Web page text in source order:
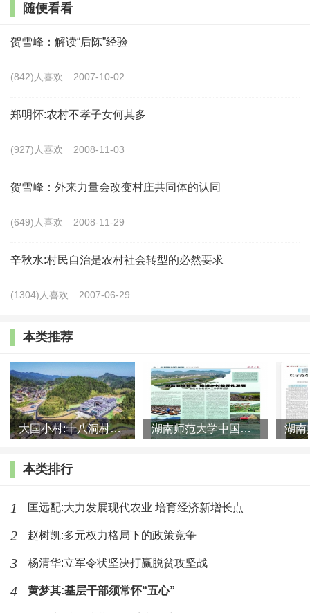
实施乡村振兴战略是党和国家的大战略，只有精准把握
战略要义，明确思路重点，才能有力有序全面推进乡村振兴
层设计为突破，以全面实施乡村振兴战略为总抓手，以整县
才、文化、生态、组织“五大振兴”任务，理清了乡村振兴的
化、治理、民生、生态等在内的乡村发展水平的整体性提
升，是乡村全面的振兴。作为一个不可分割的有机整体，乡
抓其一不顾其他。
（1）加强组织领导。湘阴县建立健全县乡村三级乡村
亲自促，实行全体在职县级领导、乡镇（街道）党政主职和
村（社区）书记联点制度，34名县级领导联乡镇抓示范，91
个县直部门对口联村抓帮扶，210个工作组（队）近1000名
构建设，成立由分管县级领导任组长的产业、人才、文化、
生态和组织五大振兴工作小组，建立落实台账，压实工作责
委办事处）村（社区）“两委”每年分别向县乡党委、政府报
告实施乡村振兴战略进展情况，单独考核实绩，其结果与奖
随便看看
贺雪峰：解读“后陈”经验
(842)人喜欢 2007-10-02
郑明怀:农村不孝子女何其多
(927)人喜欢 2008-11-03
贺雪峰：外来力量会改变村庄共同体的认同
(649)人喜欢 2008-11-29
辛秋水:村民自治是农村社会转型的必然要求
(1304)人喜欢 2007-06-29
本类推荐
大国小村:十八洞村的现代变迁是一道美丽的风景线 湖南师范大学中国乡村振兴研究院课题组:突出地域特色 推进乡村
本类排行
1 匡远配:大力发展现代农业 培育经济新增长点
2 赵树凯:多元权力格局下的政策竞争
3 杨清华:立军令状坚决打赢脱贫攻坚战
4 黄梦其:基层干部须常怀“五心”